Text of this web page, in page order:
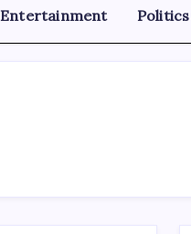
Entertainment Politics